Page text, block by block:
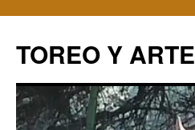
TOREO Y ARTE